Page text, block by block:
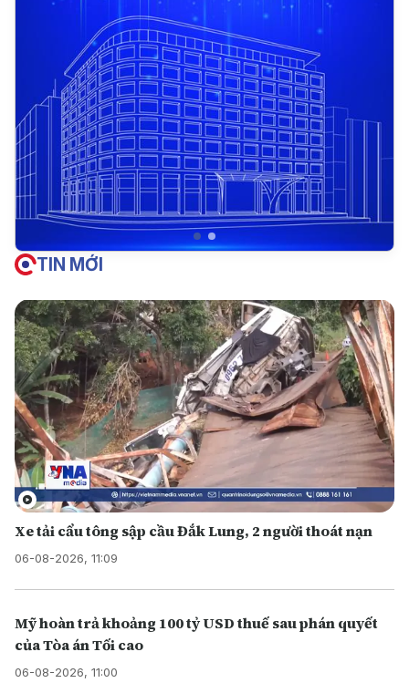
TIN MỚI
Xe tải cẩu tông sập cầu Đắk Lung, 2 người thoát nạn
06-08-2026, 11:09
Mỹ hoàn trả khoảng 100 tỷ USD thuế sau phán quyết
của Tòa án Tối cao
06-08-2026, 11:00